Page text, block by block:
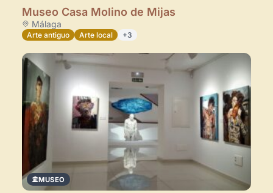
Museo Casa Molino de Mijas
Málaga
Arte antiguo Arte local +3
MUSEO